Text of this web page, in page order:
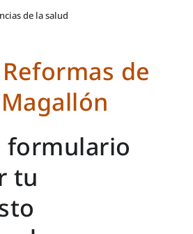
de
formulario
tu